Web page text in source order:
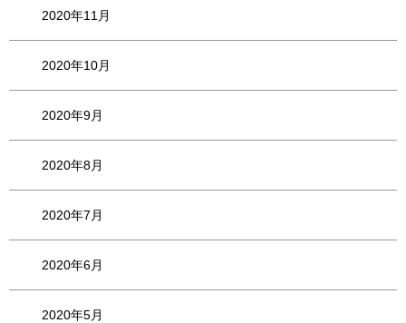
2020年11月
2020年10月
2020年9月
2020年8月
2020年7月
2020年6月
2020年5月